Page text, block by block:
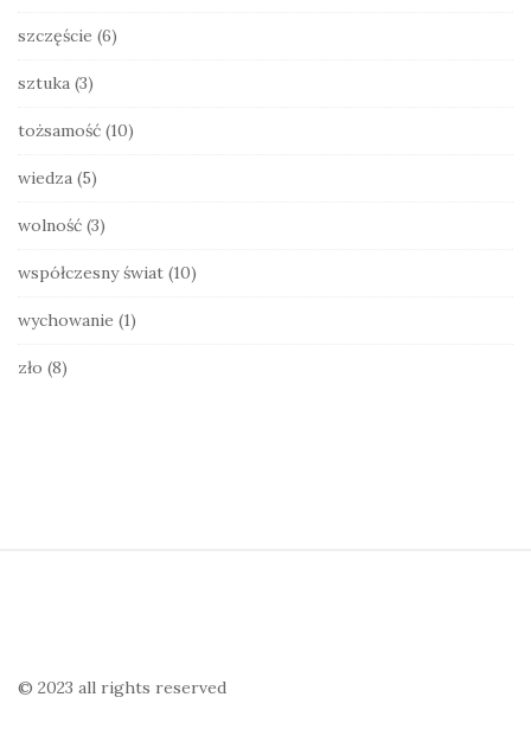
szczęście (6)
sztuka (3)
tożsamość (10)
wiedza (5)
wolność (3)
współczesny świat (10)
wychowanie (1)
zło (8)
© 2023 all rights reserved